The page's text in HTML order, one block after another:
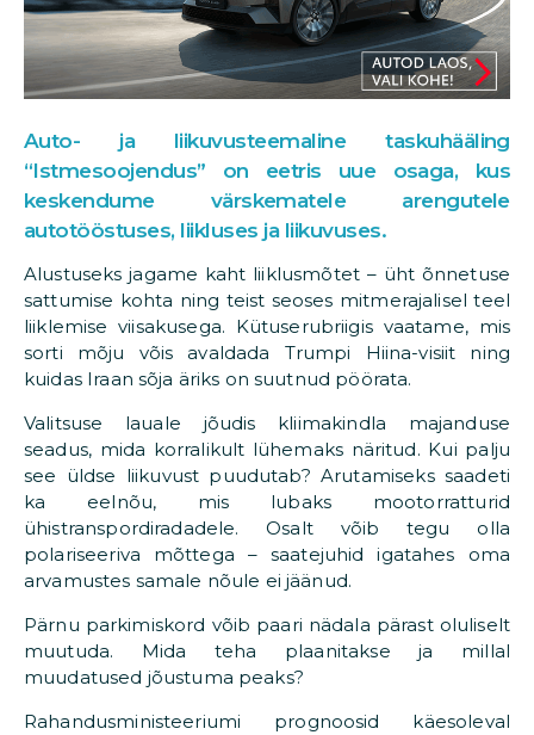
Auto- ja liikuvusteemaline taskuhääling
“Istmesoojendus” on eetris uue osaga, kus
keskendume värskematele arengutele
autotööstuses, liikluses ja liikuvuses.
Alustuseks jagame kaht liiklusmõtet – üht õnnetuse
sattumise kohta ning teist seoses mitmerajalisel teel
liiklemise viisakusega. Kütuserubriigis vaatame, mis
sorti mõju võis avaldada Trumpi Hiina-visiit ning
kuidas Iraan sõja äriks on suutnud pöörata.
Valitsuse lauale jõudis kliimakindla majanduse
seadus, mida korralikult lühemaks näritud. Kui palju
see üldse liikuvust puudutab? Arutamiseks saadeti
ka eelnõu, mis lubaks mootorratturid
ühistranspordiradadele. Osalt võib tegu olla
polariseeriva mõttega – saatejuhid igatahes oma
arvamustes samale nõule ei jäänud.
Pärnu parkimiskord võib paari nädala pärast oluliselt
muutuda. Mida teha plaanitakse ja millal
muudatused jõustuma peaks?
Rahandusministeeriumi prognoosid käesoleval